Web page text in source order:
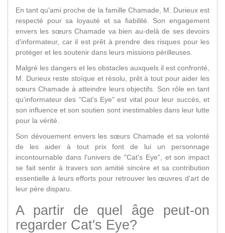
En tant qu'ami proche de la famille Chamade, M. Durieux est
respecté pour sa loyauté et sa fiabilité. Son engagement
envers les sœurs Chamade va bien au-delà de ses devoirs
d'informateur, car il est prêt à prendre des risques pour les
protéger et les soutenir dans leurs missions périlleuses.
Malgré les dangers et les obstacles auxquels il est confronté,
M. Durieux reste stoïque et résolu, prêt à tout pour aider les
sœurs Chamade à atteindre leurs objectifs. Son rôle en tant
qu'informateur des "Cat's Eye" est vital pour leur succès, et
son influence et son soutien sont inestimables dans leur lutte
pour la vérité.
Son dévouement envers les sœurs Chamade et sa volonté
de les aider à tout prix font de lui un personnage
incontournable dans l'univers de "Cat's Eye", et son impact
se fait sentir à travers son amitié sincère et sa contribution
essentielle à leurs efforts pour retrouver les œuvres d'art de
leur père disparu.
A partir de quel âge peut-on
regarder Cat's Eye?